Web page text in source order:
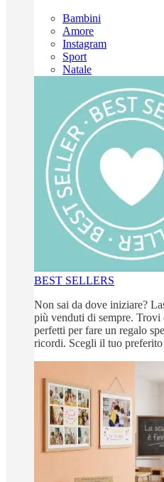
Bambini
Amore
Instagram
Sport
Natale
BEST SELLERS
Non sai da dove iniziare?
più venduti di sempre.
perfetti per fare un regalo
ricordi. Scegli il tuo